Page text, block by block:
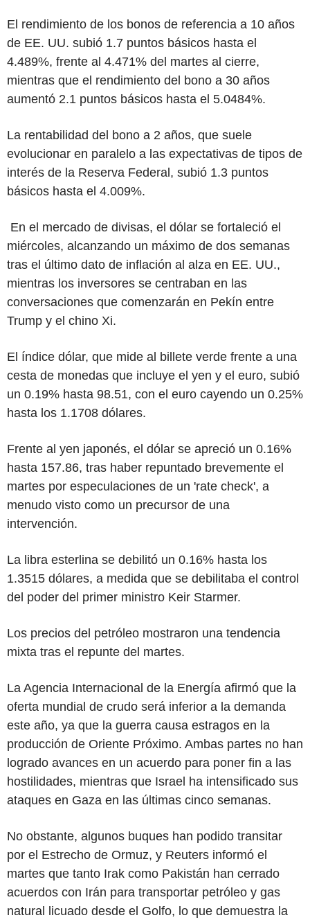
El rendimiento de los bonos de referencia a 10 años
de EE. UU. subió 1.7 puntos básicos hasta el
4.489%, frente al 4.471% del martes al cierre,
mientras que el rendimiento del bono a 30 años
aumentó 2.1 puntos básicos hasta el 5.0484%.
La rentabilidad del bono a 2 años, que suele
evolucionar en paralelo a las expectativas de tipos de
interés de la Reserva Federal, subió 1.3 puntos
básicos hasta el 4.009%.
En el mercado de divisas, el dólar se fortaleció el
miércoles, alcanzando un máximo de dos semanas
tras el último dato de inflación al alza en EE. UU.,
mientras los inversores se centraban en las
conversaciones que comenzarán en Pekín entre
Trump y el chino Xi.
El índice dólar, que mide al billete verde frente a una
cesta de monedas que incluye el yen y el euro, subió
un 0.19% hasta 98.51, con el euro cayendo un 0.25%
hasta los 1.1708 dólares.
Frente al yen japonés, el dólar se apreció un 0.16%
hasta 157.86, tras haber repuntado brevemente el
martes por especulaciones de un 'rate check', a
menudo visto como un precursor de una
intervención.
La libra esterlina se debilitó un 0.16% hasta los
1.3515 dólares, a medida que se debilitaba el control
del poder del primer ministro Keir Starmer.
Los precios del petróleo mostraron una tendencia
mixta tras el repunte del martes.
La Agencia Internacional de la Energía afirmó que la
oferta mundial de crudo será inferior a la demanda
este año, ya que la guerra causa estragos en la
producción de Oriente Próximo. Ambas partes no han
logrado avances en un acuerdo para poner fin a las
hostilidades, mientras que Israel ha intensificado sus
ataques en Gaza en las últimas cinco semanas.
No obstante, algunos buques han podido transitar
por el Estrecho de Ormuz, y Reuters informó el
martes que tanto Irak como Pakistán han cerrado
acuerdos con Irán para transportar petróleo y gas
natural licuado desde el Golfo, lo que demuestra la